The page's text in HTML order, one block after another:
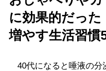
に効果的だった
増やす生活習慣
40代になると唾液の分